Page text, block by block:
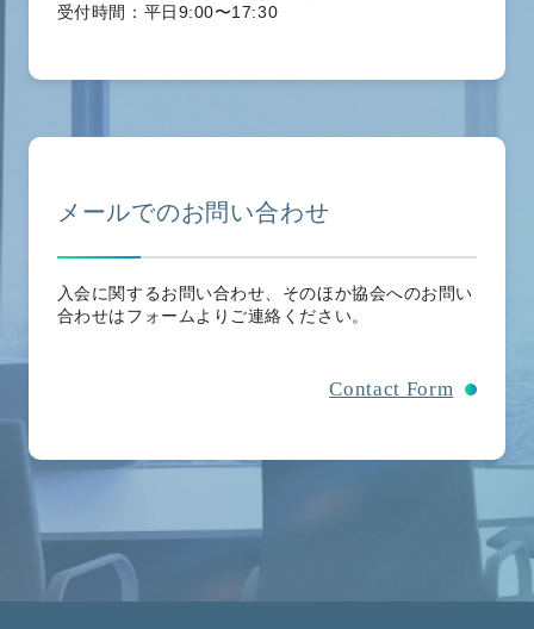
受付時間：平日9:00〜17:30
メールでのお問い合わせ
入会に関するお問い合わせ、そのほか協会へのお問い
合わせはフォームよりご連絡ください。
Contact Form